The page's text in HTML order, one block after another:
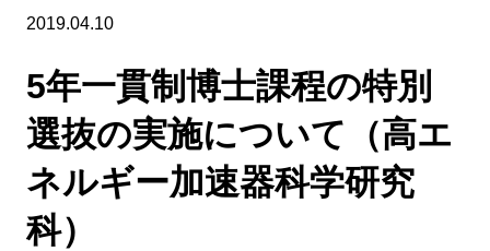
2019.04.10
5年一貫制博士課程の特別
選抜の実施について（高エ
ネルギー加速器科学研究
科）